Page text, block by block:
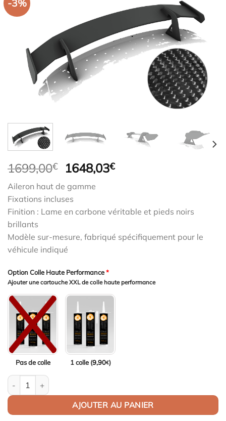
-3%
1699,00€
Le
initial
était :
1699,00€.
1648,03€Le
1648,03€.
Aileron haut de gamme
Fixations incluses
Finition : Lame en carbone véritable et pieds noirs
brillants
Modèle sur-mesure, fabriqué spécifiquement pour le
véhicule indiqué
Option Colle Haute Performance*
Ajouter une cartouche XXL de colle haute performance
Pas de colle 1 colle (9,90€)
quantité de Aileron Col de cygne V2 pour Skoda Superb 3 (Typ
AJOUTER AU PANIER